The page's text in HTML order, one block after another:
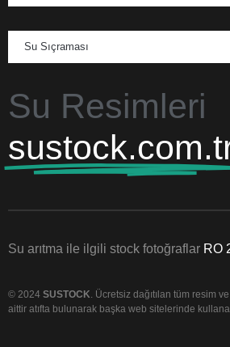
Su Sıçraması
Su Resimleri
Su arıtma ile ilgili stock fotoğraflar RO
© 2024 SUSTOCK . Ücretsiz dağıtılan tüm resim
aittir atıfta bulunarak başka web sitelerinde